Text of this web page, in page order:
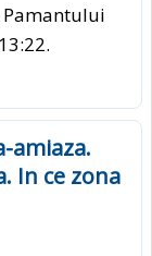
Pamantului
amiaza.
In ce zona